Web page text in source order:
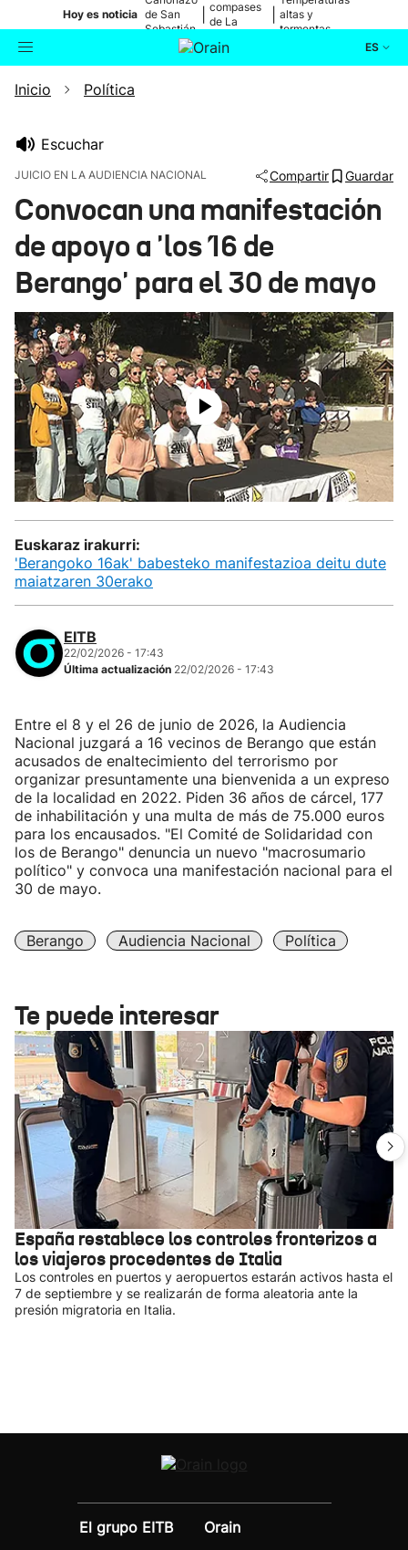
Hoy es noticia de San
Sebastián
compases
de La
altas y
tormentas
ES
Buscador
Ikusmiran
Eguraldia
Inicio Política
Escuchar
JUICIO EN LA AUDIENCIA NACIONAL Compartir Guardar
Convocan una manifestación
de apoyo a 'los 16 de
Berango' para el 30 de mayo
Euskaraz irakurri:
'Berangoko 16ak' babesteko manifestazioa deitu dute
maiatzaren 30erako
EITB
22/02/2026 - 17:43
Última actualización 22/02/2026 - 17:43
Entre el 8 y el 26 de junio de 2026, la Audiencia
Nacional juzgará a 16 vecinos de Berango que están
acusados de enaltecimiento del terrorismo por
organizar presuntamente una bienvenida a un expreso
de la localidad en 2022. Piden 36 años de cárcel, 177
de inhabilitación y una multa de más de 75.000 euros
para los encausados. "El Comité de Solidaridad con
los de Berango" denuncia un nuevo "macrosumario
político" y convoca una manifestación nacional para el
30 de mayo.
Berango Audiencia Nacional Política
Te puede interesar
España restablece los controles fronterizos a
los viajeros procedentes de Italia
Los controles en puertos y aeropuertos estarán activos hasta el
7 de septiembre y se realizarán de forma aleatoria ante la
presión migratoria en Italia.
El grupo EITB
Orain